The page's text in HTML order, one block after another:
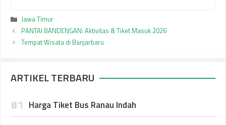
Kategori
Jawa Timur
PANTAI BANDENGAN: Aktivitas & Tiket Masuk 2026
Tempat Wisata di Banjarbaru
ARTIKEL TERBARU
Harga Tiket Bus Ranau Indah